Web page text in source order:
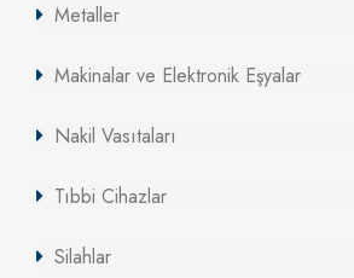
Metaller
Makinalar ve Elektronik Eşyalar
Nakil Vasıtaları
Tıbbi Cihazlar
Silahlar